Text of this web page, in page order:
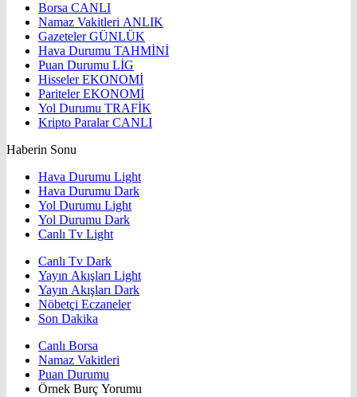
Borsa CANLI
Namaz Vakitleri ANLIK
GazetelerGÜNLÜK
Hava Durumu TAHMİNİ
Puan Durumu LİG
HisselerEKONOMİ
ParitelerEKONOMİ
Yol Durumu TRAFİK
Kripto ParalarCANLI
Haberin Sonu
Hava Durumu Light
Hava Durumu Dark
Yol Durumu Light
Yol Durumu Dark
Canlı Tv Light
Canlı Tv Dark
Yayın Akışları Light
Yayın Akışları Dark
Nöbetçi Eczaneler
Son Dakika
Canlı Borsa
Namaz Vakitleri
Puan Durumu
Örnek Burç Yorumu